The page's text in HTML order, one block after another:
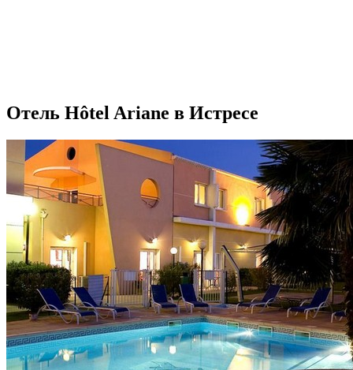
Отель Hôtel Ariane в Истресе